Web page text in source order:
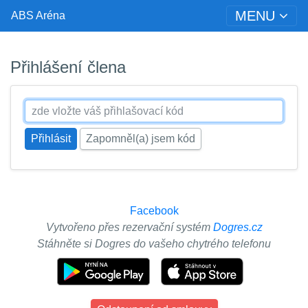
ABS Aréna MENU
Přihlášení člena
Zapomněl(a) jsem kód
Facebook
Vytvořeno přes rezervační systém Dogres.cz
Stáhněte si Dogres do vašeho chytrého telefonu